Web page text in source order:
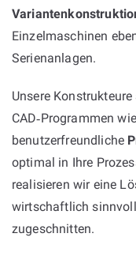
Einzelmaschinen
Serienanlagen.
Unsere
CAD‑Programmen
benutzerfreundliche
optimal in Ihre
realisieren wir eine
wirtschaftlich
zugeschnitten.